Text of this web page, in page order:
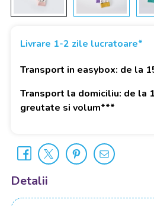
Livrare 1-2 zile lucratoare*
Transport in easybox: de la
Transport la domiciliu: de la
greutate si volum***
Detalii